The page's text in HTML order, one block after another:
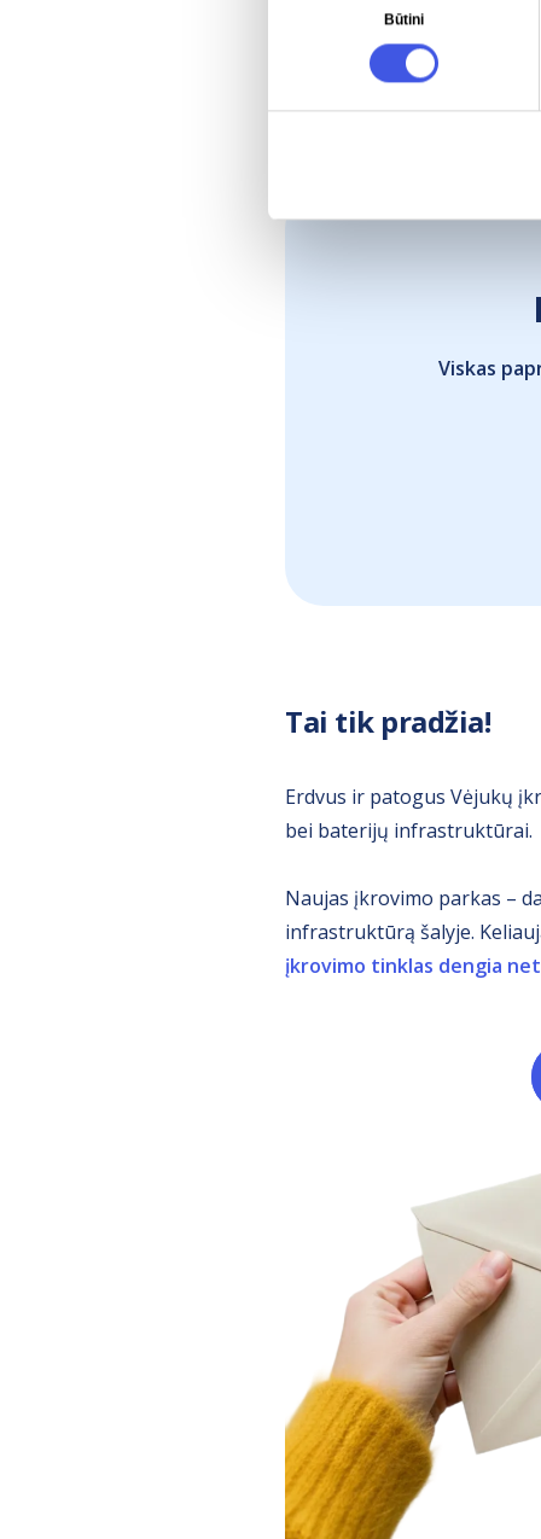
Būtini
Viskas
Tai tik pradžia!
Erdvus ir patogus Vėjukų
bei baterijų infrastruktūrai.
Naujas įkrovimo parkas –
infrastruktūrą šalyje.
įkrovimo tinklas dengia